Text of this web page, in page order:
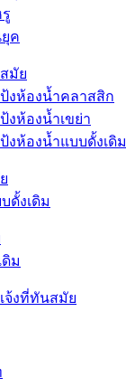
ค
มัย
งห้องน้ำคลาสสิก
งห้องน้ำเขย่า
งห้องน้ำแบบดั้งเดิม
ดั้งเดิม
ม
จ้งที่ทันสมัย